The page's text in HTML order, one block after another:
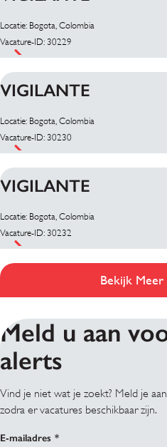
Locatie: Bogota, Colombia
Vacature-ID: 30229
VIGILANTE
Locatie: Bogota, Colombia
Vacature-ID: 30230
VIGILANTE
Locatie: Bogota, Colombia
Vacature-ID: 30232
Bekijk Meer
Meld u aan
alerts
Vind je niet wat je zoekt? Meld je
zodra er vacatures beschikbaar zijn.
E-mailadres